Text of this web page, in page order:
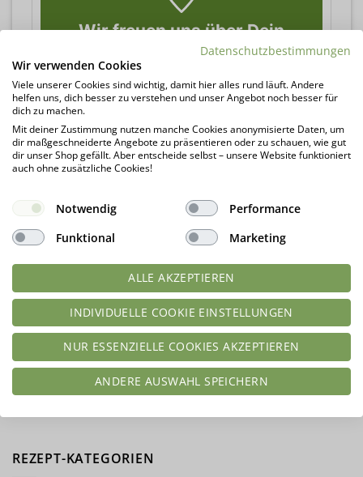
Wir freuen uns über Dein
Feedback
Hier klicken und Rezept bewerten!
Rezept Nuss-Schnitten mit
Nuss-Mascarpone-
Rezept Kokostorte mit
Quark-Sahne-Ananas-
Creme lowcarb glutenfrei
Schreibe einen Kommentar
angemeldetsein, um einen
Kommentar abzugeben.
REZEPT-KATEGORIEN
Datenschutzbestimmungen
Wir verwenden Cookies
Viele unserer Cookies sind wichtig, damit hier alles rund läuft. Andere
helfen uns, dich besser zu verstehen und unser Angebot noch besser für
dich zu machen.
Mit deiner Zustimmung nutzen manche Cookies anonymisierte Daten, um
dir maßgeschneiderte Angebote zu präsentieren oder zu schauen, wie gut
dir unser Shop gefällt. Aber entscheide selbst – unsere Website funktioniert
auch ohne zusätzliche Cookies!
Notwendig
Performance
Funktional
Marketing
ALLE AKZEPTIEREN
INDIVIDUELLE COOKIE EINSTELLUNGEN
NUR ESSENZIELLE COOKIES AKZEPTIEREN
ANDERE AUSWAHL SPEICHERN